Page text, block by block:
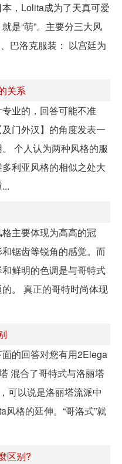
，Lolita成为了天真可爱
是“萌”。主要分三大风
巴洛克服装： 以宫廷为
关系
业的，回答可能不准
门外汉】的角度发表一
个人认为两种风格的服
利亚风格的相似之处大
主要体现为高高的冠
锯齿等锐角的感觉。而
鲜明的色调是与哥特式
。 真正的哥特时尚体现
的回答对您有用2Elega
混合了哥特式与洛丽塔
可以说是洛丽塔流派中
格的延伸。“哥洛式”就
区别?